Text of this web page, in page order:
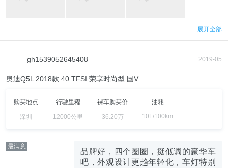
展开全部
gh1539052645408 2019-05
奥迪Q5L 2018款 40 TFSI 荣享时尚型 国V
购买地点
深圳
行驶里程
12000公里
裸车购买价
36.20万
油耗
10L/100km
最满意
品牌好，四个圈圈，挺低调的豪华车
吧，外观设计更趋年轻化，车灯特别